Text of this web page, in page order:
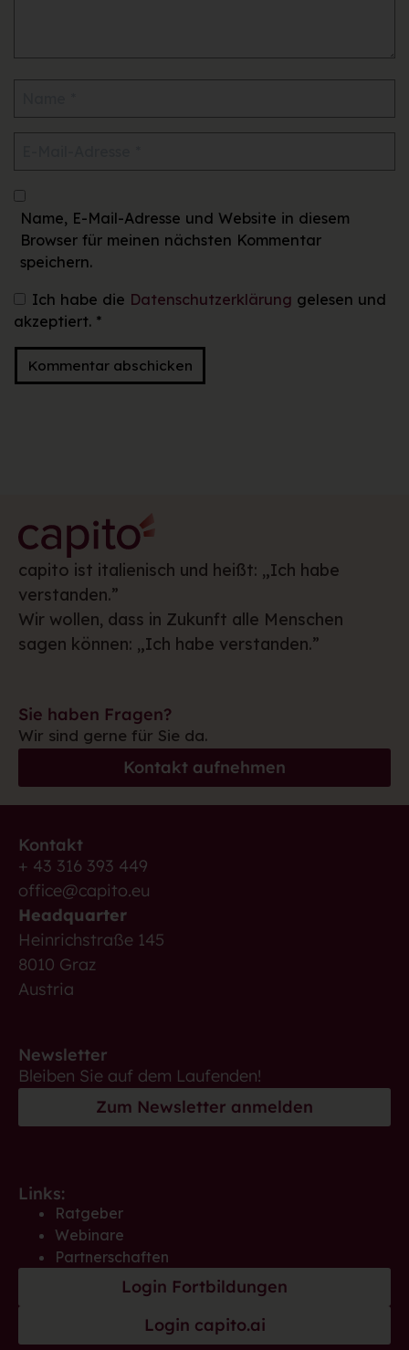
Name, E-Mail-Adresse und Website in diesem
Browser für meinen nächsten Kommentar
speichern.
Ich habe die Datenschutzerklärung gelesen und
akzeptiert. *
capito ist italienisch und heißt: „Ich habe
verstanden.”
Wir wollen, dass in Zukunft alle Menschen
sagen können: „Ich habe verstanden.”
Sie haben Fragen?
Wir sind gerne für Sie da.
Kontakt aufnehmen
Kontakt
+ 43 316 393 449
office@capito.eu
Headquarter
Heinrichstraße 145
8010 Graz
Austria
Newsletter
Bleiben Sie auf dem Laufenden!
Zum Newsletter anmelden
Links:
Ratgeber
Webinare
Partnerschaften
Login Fortbildungen
Login capito.ai